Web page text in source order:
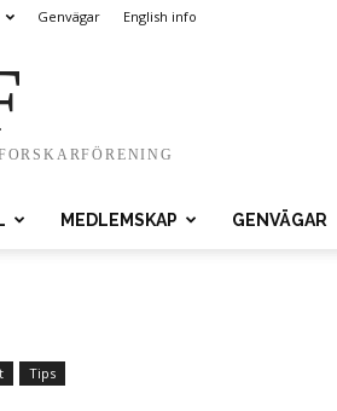
Genvägar English info
MEDLEMSKAP GENVÄGAR
Tips